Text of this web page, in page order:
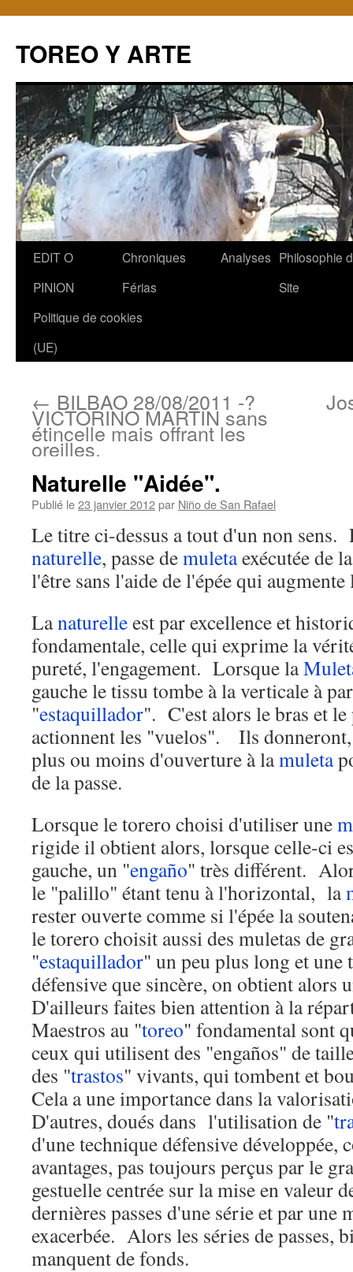
TOREO Y ARTE
Aller
contenu
EDIT O
PINION
Chroniques
Férias
Analyses Philosophie
Site
Politique de cookies
(UE)
← BILBAO 28/08/2011 -?
VICTORINO MARTIN sans
étincelle mais offrant les
oreilles.
Naturelle "Aidée".
Publié le23 janvier 2012par Niño de San Rafael
Le titre ci-dessus a tout d'un non sens.
naturelle, passe demuletaexécutée de
l'être sans l'aide de l'épée qui
Lanaturelleest par excellence et
fondamentale, celle qui exprime la
pureté, l'engagement. Lorsque la
gauche le tissu tombe à la verticale à
"estaquillador". C'est alors le bras et
actionnent les "vuelos". Ils donneront,
plus ou moins d'ouverture à lamuleta
de la passe.
Lorsque le torero choisi d'utiliser une
rigide il obtient alors, lorsque celle-ci
gauche, un "engaño" très différent.
le "palillo" étant tenu à l'horizontal, la
rester ouverte comme si l'épée la
le torero choisit aussi des muletas de
"estaquillador" un peu plus long et une
défensive que sincère, on obtient alors
D'ailleurs faites bien attention à la
Maestros au "toreo" fondamental sont
ceux qui utilisent des "engaños" de
des "trastos" vivants, qui tombent et
Cela a une importance dans la
D'autres, doués dans l'utilisation de "
d'une technique défensive développée,
avantages, pas toujours perçus par le
gestuelle centrée sur la mise en valeur
dernières passes d'une série et par une
exacerbée. Alors les séries de passes,
manquent de fonds.